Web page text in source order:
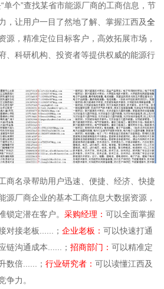
单个”查找某省市能源厂商的工商信息，节
，让用户一目了然地了解、掌握江西及全
源，精准定位目标客户，高效拓展市场，
、科研机构、投资者等提供权威的能源行
商名录帮助用户迅速、便捷、经济、快捷
源厂商企业的基本工商信息大数据资源，
锁定潜在客户。采购经理：可以全面掌握
对接老板......；企业老板：可以快速打通
链沟通成本......；招商部门：可以精准定
数倍......；行业研究者：可以读懂江西及
争力。